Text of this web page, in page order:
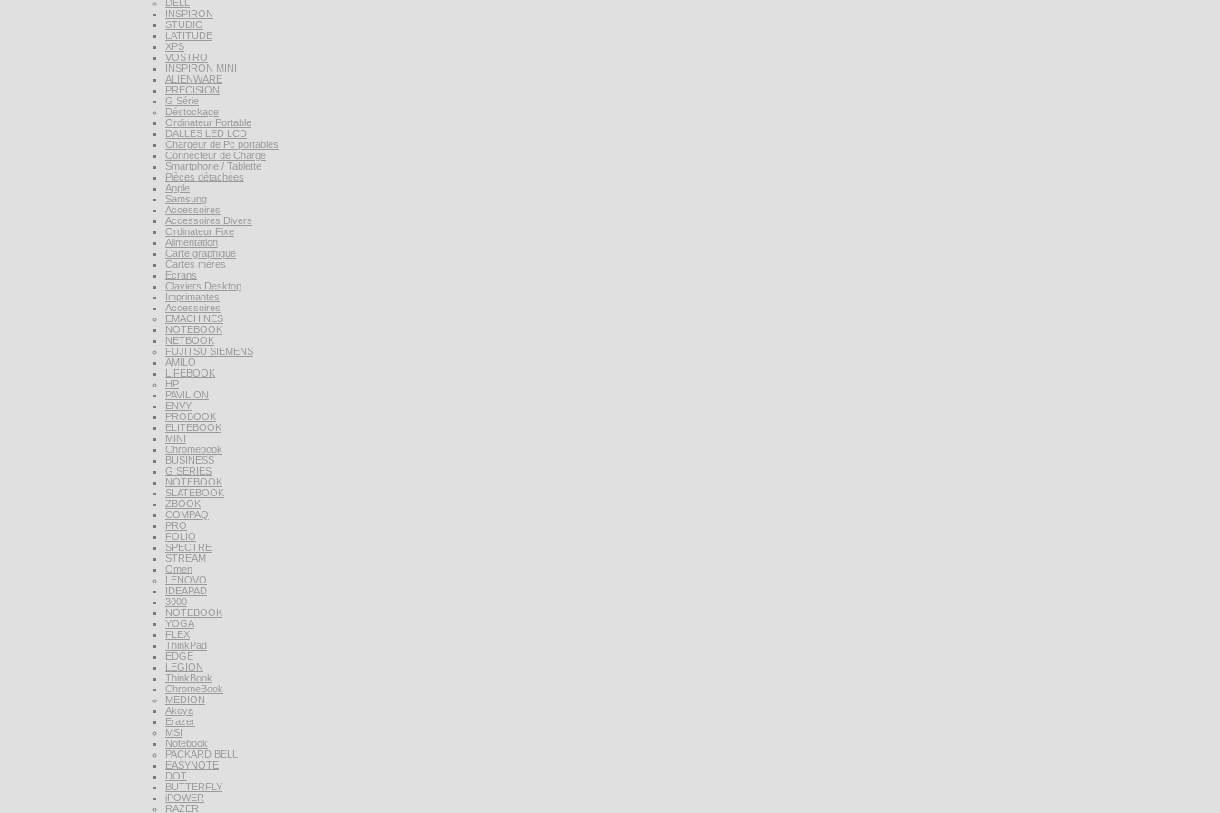
DELL
INSPIRON
STUDIO
LATITUDE
XPS
VOSTRO
INSPIRON MINI
ALIENWARE
PRECISION
G Série
Déstockage
Ordinateur Portable
DALLES LED LCD
Chargeur de Pc portables
Connecteur de Charge
Smartphone / Tablette
Pièces détachées
Apple
Samsung
Accessoires
Accessoires Divers
Ordinateur Fixe
Alimentation
Carte graphique
Cartes mères
Ecrans
Claviers Desktop
Imprimantes
Accessoires
EMACHINES
NOTEBOOK
NETBOOK
FUJITSU SIEMENS
AMILO
LIFEBOOK
HP
PAVILION
ENVY
PROBOOK
ELITEBOOK
MINI
Chromebook
BUSINESS
G SERIES
NOTEBOOK
SLATEBOOK
ZBOOK
COMPAQ
PRO
FOLIO
SPECTRE
STREAM
Omen
LENOVO
IDEAPAD
3000
NOTEBOOK
YOGA
FLEX
ThinkPad
EDGE
LEGION
ThinkBook
ChromeBook
MEDION
Akoya
Erazer
MSI
Notebook
PACKARD BELL
EASYNOTE
DOT
BUTTERFLY
iPOWER
RAZER